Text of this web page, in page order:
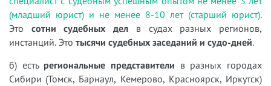
(младший юрист) и не менее 8-10 лет (старший юрист).
Это сотни судебных дел в судах разных регионов,
инстанций. Это тысячи судебных заседаний и судо-дней.
б) есть региональные представители в разных городах
Сибири (Томск, Барнаул, Кемерово, Красноярск, Иркутск)